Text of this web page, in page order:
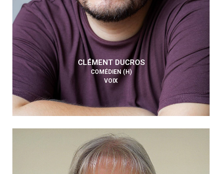
CLÉMENT DUCROS
COMÉDIEN (H)
VOIX